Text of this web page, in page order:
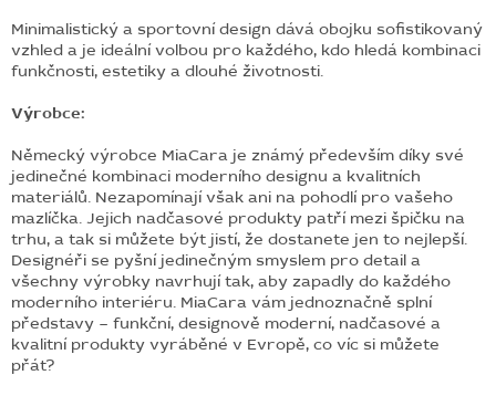
Minimalistický a sportovní design dává obojku sofistikovaný
vzhled a je ideální volbou pro každého, kdo hledá kombinaci
funkčnosti, estetiky a dlouhé životnosti.
Výrobce:
Německý výrobce MiaCara je známý především díky své
jedinečné kombinaci moderního designu a kvalitních
materiálů. Nezapomínají však ani na pohodlí pro vašeho
mazlíčka. Jejich nadčasové produkty patří mezi špičku na
trhu, a tak si můžete být jistí, že dostanete jen to nejlepší.
Designéři se pyšní jedinečným smyslem pro detail a
všechny výrobky navrhují tak, aby zapadly do každého
moderního interiéru. MiaCara vám jednoznačně splní
představy – funkční, designově moderní, nadčasové a
kvalitní produkty vyráběné v Evropě, co víc si můžete
přát?